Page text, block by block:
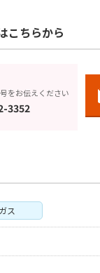
こちらから
をお伝えください
3352
ス